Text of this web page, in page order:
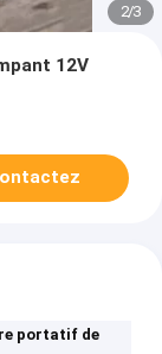
2/3
12V
portatif de